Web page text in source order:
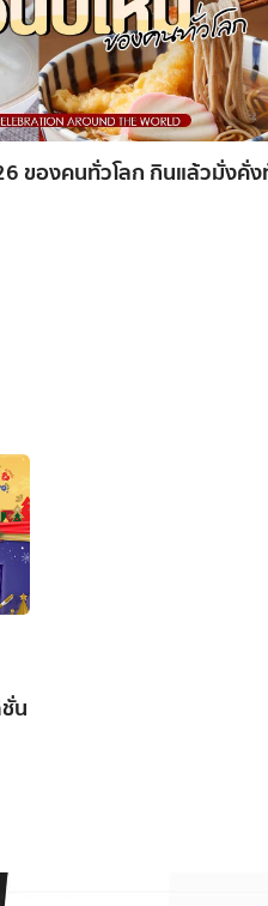
ของคนทั่วโลก กินแล้วมั่งคั่
น